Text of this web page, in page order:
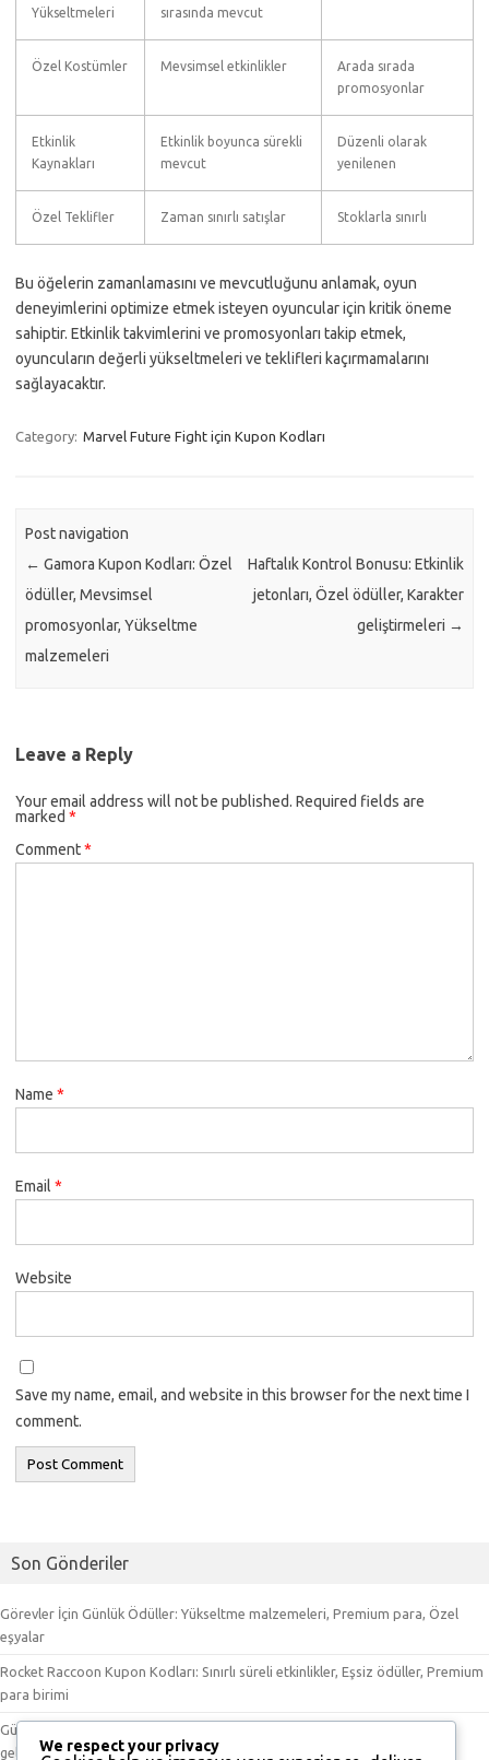
Yükseltmeleri
sırasında mevcut
Özel Kostümler Mevsimsel etkinlikler
Arada sırada
promosyonlar
Etkinlik
Kaynakları
Etkinlik boyunca sürekli
mevcut
Düzenli olarak
yenilenen
Özel Teklifler Zaman sınırlı satışlar Stoklarla sınırlı
Bu öğelerin zamanlamasını ve mevcutluğunu anlamak, oyun
deneyimlerini optimize etmek isteyen oyuncular için kritik öneme
sahiptir. Etkinlik takvimlerini ve promosyonları takip etmek,
oyuncuların değerli yükseltmeleri ve teklifleri kaçırmamalarını
sağlayacaktır.
Category: Marvel Future Fight için Kupon Kodları
Post navigation
← Gamora Kupon Kodları: Özel
ödüller, Mevsimsel
promosyonlar, Yükseltme
malzemeleri
Haftalık Kontrol Bonusu: Etkinlik
jetonları, Özel ödüller, Karakter
geliştirmeleri →
Leave a Reply
Your email address will not be published. Required fields are
marked *
Comment*
Name *
Email *
Website
Save my name, email, and website in this browser for the next time I
comment.
Son Gönderiler
Görevler İçin Günlük Ödüller: Yükseltme malzemeleri, Premium para, Özel
eşyalar
Rocket Raccoon Kupon Kodları: Sınırlı süreli etkinlikler, Eşsiz ödüller, Premium
para birimi
Günlük Giriş Bonusları: Premium para, Yükseltme malzemeleri, Karakter
geliştirmeleriWe respect your privacy